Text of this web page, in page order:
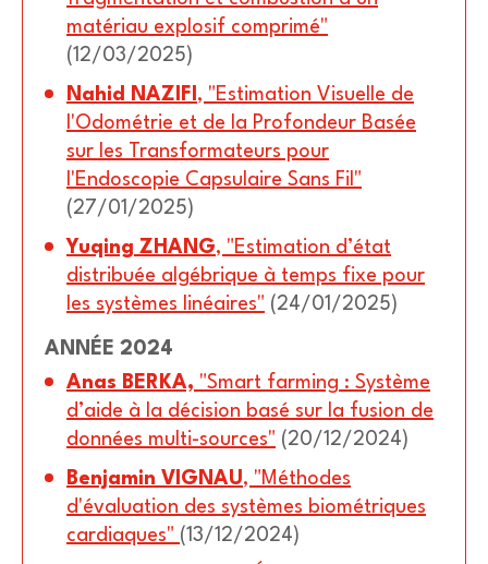
matériau explosif comprimé"
(12/03/2025)
Nahid NAZIFI , "Estimation Visuelle de
l'Odométrie et de la Profondeur Basée
sur les Transformateurs pour
l'Endoscopie Capsulaire Sans Fil"
(27/01/2025)
Yuqing ZHANG, "Estimation d’état
distribuée algébrique à temps fixe pour
les systèmes linéaires" (24/01/2025)
ANNÉE 2024
Anas BERKA, "Smart farming : Système
d’aide à la décision basé sur la fusion de
données multi-sources" (20/12/2024)
Benjamin VIGNAU, "Méthodes
d'évaluation des systèmes biométriques
cardiaques" (13/12/2024)